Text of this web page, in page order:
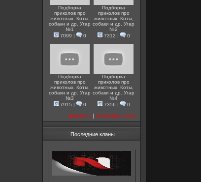
Подборка
приколов про
животных. Коты,
собаки и др. Угар
№1
7099 | 0
Подборка
приколов про
животных. Коты,
собаки и др. Угар
№2
7312 | 0
Подборка
приколов про
животных. Коты,
собаки и др. Угар
№3
7915 | 0
Подборка
приколов про
животных. Коты,
собаки и др. Угар
№4
7356 | 0
добавить | посмотреть все
Последние кланы